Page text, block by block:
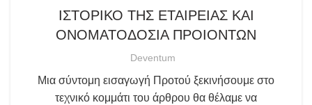
ΙΣΤΟΡΙΚΟ ΤΗΣ ΕΤΑΙΡΕΙΑΣ ΚΑΙ
ΟΝΟΜΑΤΟΔΟΣΙΑ ΠΡΟΙΟΝΤΩΝ
Deventum
Μια σύντομη εισαγωγή Προτού ξεκινήσουμε στο
τεχνικό κομμάτι του άρθρου θα θέλαμε να